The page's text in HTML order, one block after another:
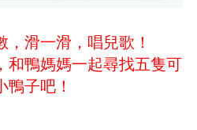
，滑一滑，唱兒歌！
和鴨媽媽一起尋找五隻可
鴨子吧！